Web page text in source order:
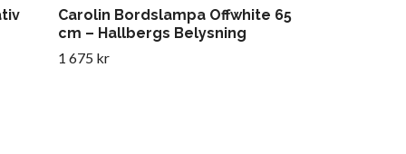
Carolin Bordslampa Offwhite 65
cm – Hallbergs Belysning
1 675 kr